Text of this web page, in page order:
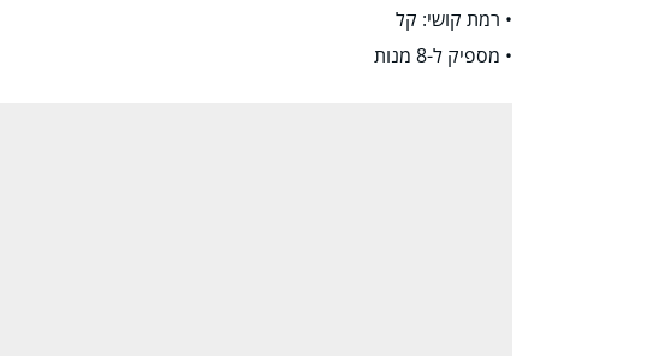
• רמת קושי: קל
• מספיק ל-8 מנות